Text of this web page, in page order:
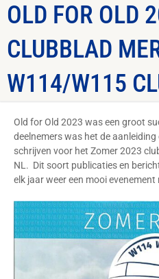
OLD FOR OLD
CLUBBLAD
W114/W115
Old for Old 2023 was een groot
deelnemers was het de
schrijven voor het Zomer 2023
NL. Dit soort publicaties en
elk jaar weer een mooi evenement